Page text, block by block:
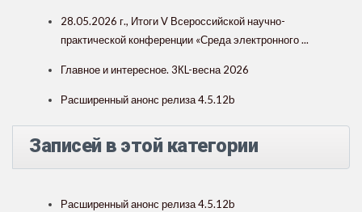
28.05.2026 г., Итоги V Всероссийской научно-
практической конференции «Среда электронного ...
Главное и интересное. 3КL-весна 2026
Расширенный анонс релиза 4.5.12b
Записей в этой категории
Расширенный анонс релиза 4.5.12b